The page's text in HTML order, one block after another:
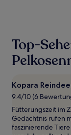
24 Stunden
einen
Aufenthalt
1 Übernachtung
2 Erwachsenen
gefunden
wurde.
Preise
Top-
Kopara
9.4/10 (6
Fütterungszeit im
Gedächtnis rufen
faszinierende